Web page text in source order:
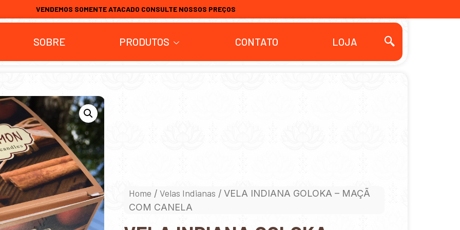
VENDEMOS SOMENTE ATACADO CONSULTE NOSSOS PREÇOS
SOBRE PRODUTOS CONTATO LOJA
Home /Velas Indianas / VELA INDIANA GOLOKA – MAÇÃ
COM CANELA